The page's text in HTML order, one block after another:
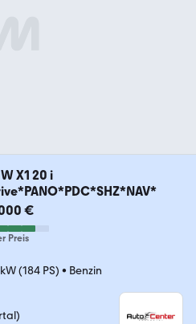
X1 20 i
€
Preis
(184 PS) • Benzin